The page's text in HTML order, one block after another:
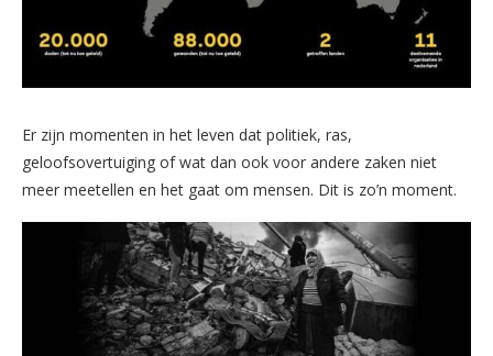
Er zijn momenten in het leven dat politiek, ras,
geloofsovertuiging of wat dan ook voor andere zaken niet
meer meetellen en het gaat om mensen. Dit is zo’n moment.